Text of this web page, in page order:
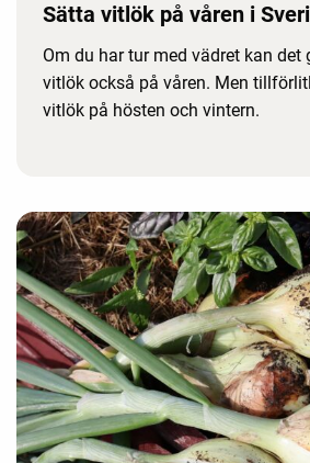
Sätta vitlök på våren i
Om du har tur med vädret kan
vitlök också på våren. Men
vitlök på hösten och vintern.